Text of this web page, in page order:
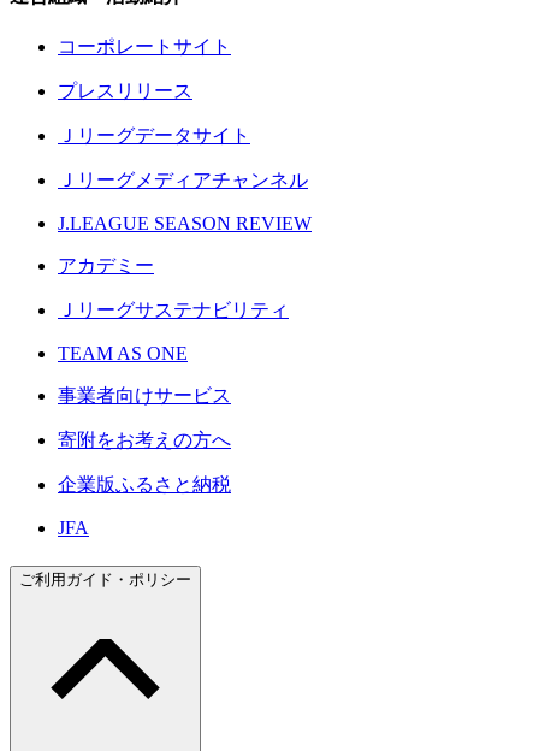
コーポレートサイト
プレスリリース
Ｊリーグデータサイト
Ｊリーグメディアチャンネル
J.LEAGUE SEASON REVIEW
アカデミー
Ｊリーグサステナビリティ
TEAM AS ONE
事業者向けサービス
寄附をお考えの方へ
企業版ふるさと納税
JFA
ご利用ガイド・ポリシー